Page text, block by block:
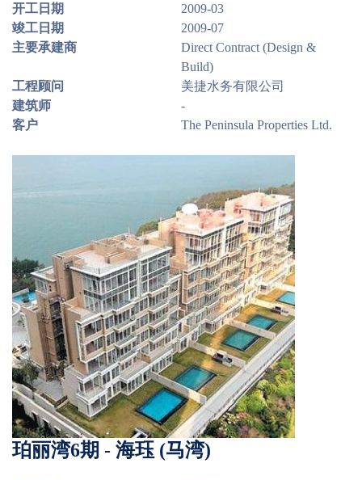
开工日期
2009-03
竣工日期
2009-07
主要承建商
Direct Contract (Design &
Build)
工程顾问
美捷水务有限公司
建筑师
-
客户
The Peninsula Properties Ltd.
珀丽湾6期 - 海珏 (马湾)